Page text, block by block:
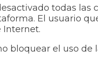
todas las
El usuario
Internet.
bloquear el uso